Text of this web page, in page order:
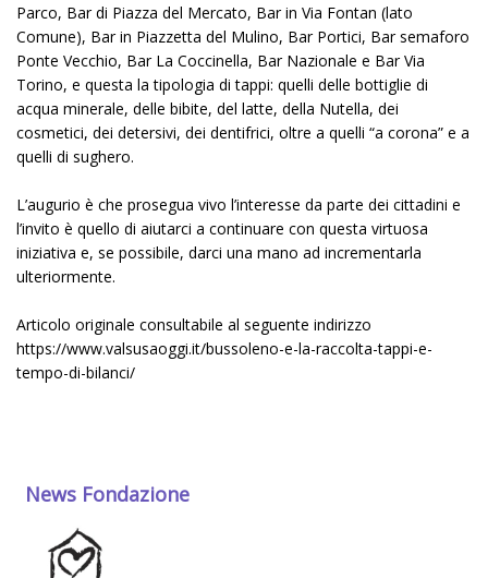
Parco, Bar di Piazza del Mercato, Bar in Via Fontan (lato
Comune), Bar in Piazzetta del Mulino, Bar Portici, Bar semaforo
Ponte Vecchio, Bar La Coccinella, Bar Nazionale e Bar Via
Torino, e questa la tipologia di tappi: quelli delle bottiglie di
acqua minerale, delle bibite, del latte, della Nutella, dei
cosmetici, dei detersivi, dei dentifrici, oltre a quelli “a corona” e a
quelli di sughero.
L’augurio è che prosegua vivo l’interesse da parte dei cittadini e
l’invito è quello di aiutarci a continuare con questa virtuosa
iniziativa e, se possibile, darci una mano ad incrementarla
ulteriormente.
Articolo originale consultabile al seguente indirizzo
https://www.valsusaoggi.it/bussoleno-e-la-raccolta-tappi-e-
tempo-di-bilanci/
News Fondazione